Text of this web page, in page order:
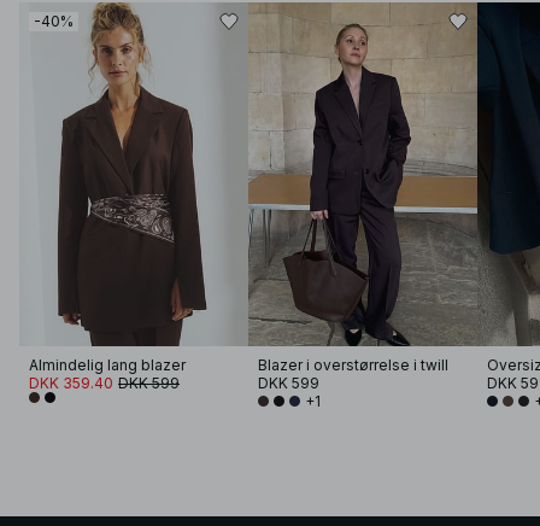
-40%
Almindelig lang blazer
DKK 359.40 DKK 599
Blazer i overstørrelse i twill
DKK 599
+1
DKK